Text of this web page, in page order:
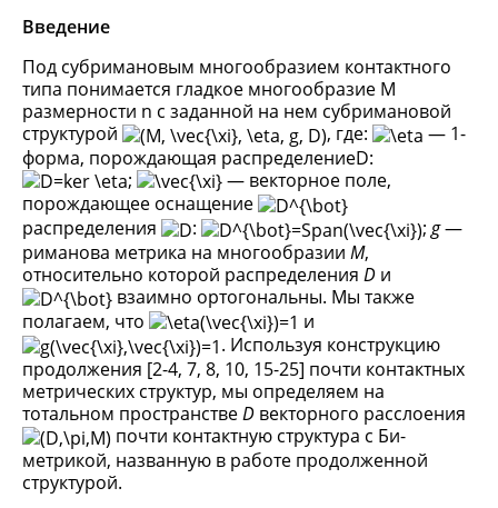
Введение
Под субримановым многообразием контактного
типа понимается гладкое многообразие M
размерности n с заданной на нем субримановой
структурой
, где:
— 1-
форма, порождающая распределениеD:
;
— векторное поле,
порождающее оснащение
распределения
: ; g—
риманова метрика на многообразии M,
относительно которой распределения D и
взаимно ортогональны. Мы также
полагаем, что
и
. Используя конструкцию
продолжения [2-4, 7, 8, 10, 15-25] почти контактных
метрических структур, мы определяем на
тотальном пространствеD векторного расслоения
почти контактную структура с Би-
метрикой, названную в работе продолженной
структурой.